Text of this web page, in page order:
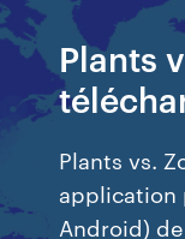
Plants
Plants vs.
application
Android)